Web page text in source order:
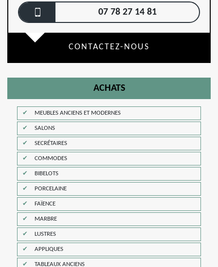
07 78 27 14 81
CONTACTEZ-NOUS
ACHATS
MEUBLES ANCIENS ET MODERNES
SALONS
SECRÉTAIRES
COMMODES
BIBELOTS
PORCELAINE
FAÏENCE
MARBRE
LUSTRES
APPLIQUES
TABLEAUX ANCIENS